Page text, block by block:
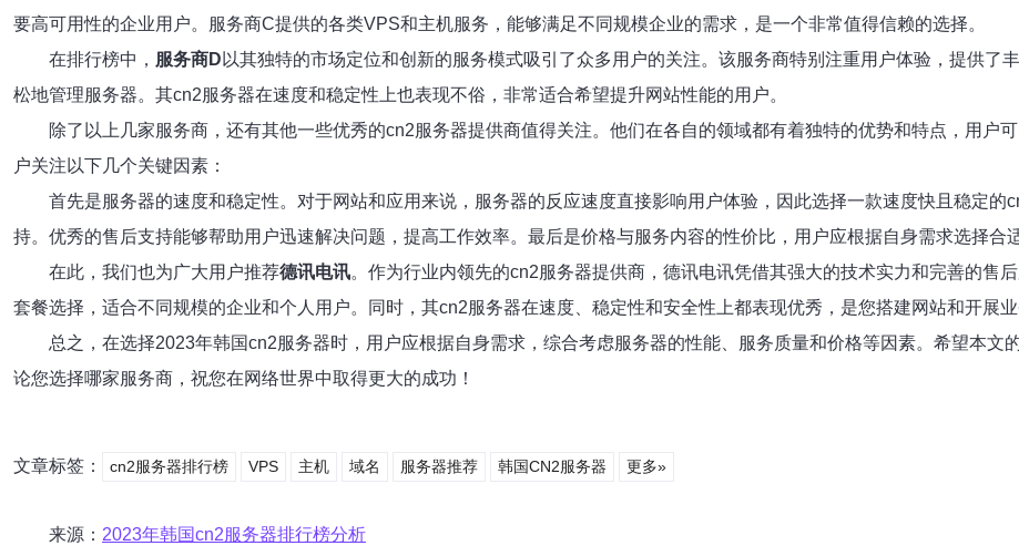
要高可用性的企业用户。服务商C提供的各类VPS和主机服务，能够满足不同规模企业的需求，是一个非常值得信赖的选择。
在排行榜中， 服务商D 以其独特的市场定位和创新的服务模式吸引了众多用户的关注。该服务商特别注重用户体验，提供了
松地管理服务器。其cn2服务器在速度和稳定性上也表现不俗，非常适合希望提升网站性能的用户。
除了以上几家服务商，还有其他一些优秀的cn2服务器提供商值得关注。他们在各自的领域都有着独特的优势和特点，用户
户关注以下几个关键因素：
首先是服务器的速度和稳定性。对于网站和应用来说，服务器的反应速度直接影响用户体验，因此选择一款速度快且稳定
持。优秀的售后支持能够帮助用户迅速解决问题，提高工作效率。最后是价格与服务内容的性价比，用户应根据自身需求选择合
在此，我们也为广大用户推荐德讯电讯。作为行业内领先的cn2服务器提供商，德讯电讯凭借其强大的技术实力和完善的售
套餐选择，适合不同规模的企业和个人用户。同时，其cn2服务器在速度、稳定性和安全性上都表现优秀，是您搭建网站和开展业
总之，在选择2023年韩国cn2服务器时，用户应根据自身需求，综合考虑服务器的性能、服务质量和价格等因素。希望本文
论您选择哪家服务商，祝您在网络世界中取得更大的成功！
文章标签： cn2服务器排行榜 VPS 主机 域名 服务器推荐 韩国CN2服务器 更多»
来源： 2023年韩国cn2服务器排行榜分析